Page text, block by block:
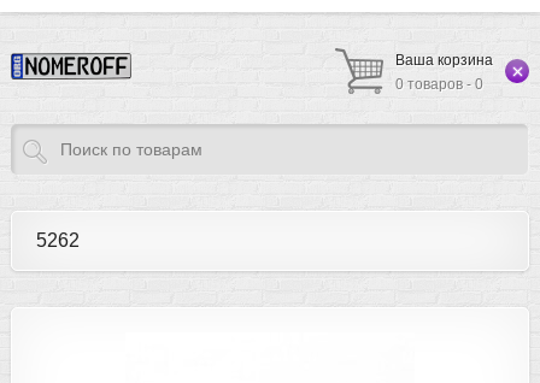
Ваша корзина
0 товаров - 0
5262